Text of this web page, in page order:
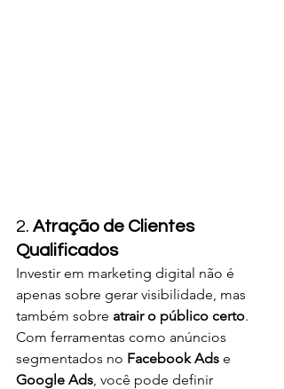
2. Atração de Clientes
Qualificados
Investir em marketing digital não é
apenas sobre gerar visibilidade, mas
também sobre atrair o público certo.
Com ferramentas como anúncios
segmentados no Facebook Ads e
Google Ads, você pode definir